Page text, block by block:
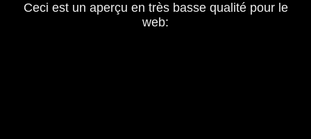
Ceci est un aperçu en très basse qualité pour le
web: